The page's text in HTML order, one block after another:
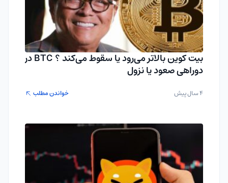
بیت کوین بالاتر می‌رود یا سقوط می‌کند ؟ BTC در
دوراهی صعود یا نزول
4 سال پیش خواندن مطلب